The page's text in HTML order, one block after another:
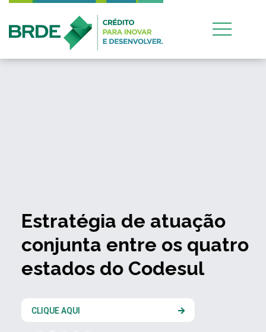
Estratégia de atuação
conjunta entre os quatro
estados do Codesul
CLIQUE AQUI